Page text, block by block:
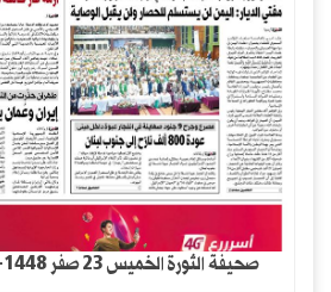
صحيفة الثورة الخميس 23 صفر 1448- 6 اغسطس 2026